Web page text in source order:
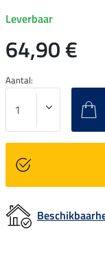
Leverbaar
64,90 €
Aantal: